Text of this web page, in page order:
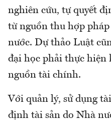
nghiên cứu, tự quyết
từ nguồn thu hợp
nước. Dự thảo Luật
đại học phải thực hiện
nguồn tài chính.
Với quản lý, sử dụng
định tài sản do Nhà